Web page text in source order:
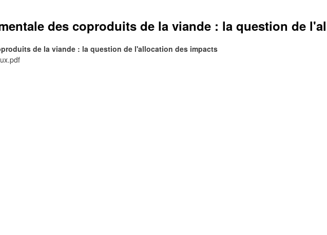
des coproduits de la viande : la question de
de la viande : la question de l'allocation des impacts